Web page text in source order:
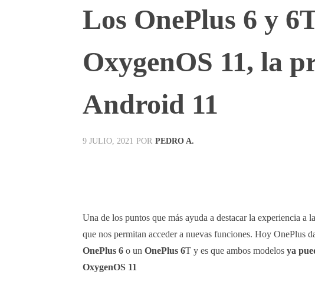
Los OnePlus 6 y
OxygenOS 11, la
Android 11
9 JULIO, 2021 POR PEDRO A.
Una de los puntos que más ayuda a destacar la experiencia
que nos permitan acceder a nuevas funciones. Hoy OnePlus
OnePlus 6 o un OnePlus 6T y es que ambos modelos ya
OxygenOS 11